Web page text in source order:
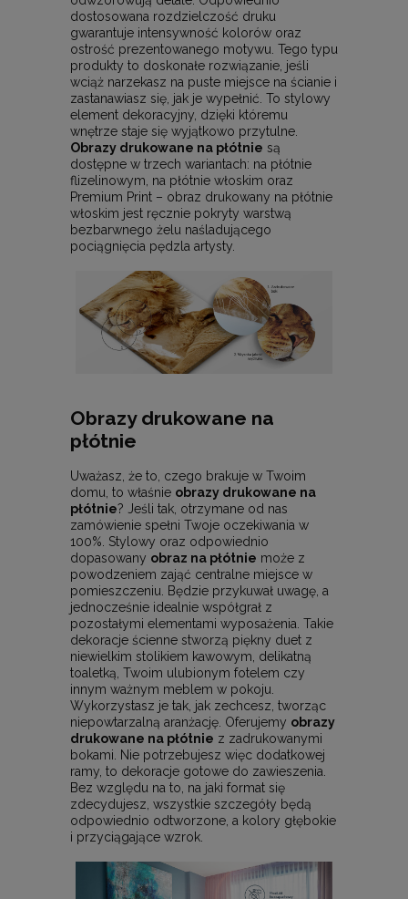
dostosowana rozdzielczość druku
gwarantuje intensywność kolorów oraz
ostrość prezentowanego motywu. Tego typu
produkty to doskonałe rozwiązanie, jeśli
wciąż narzekasz na puste miejsce na ścianie i
zastanawiasz się, jak je wypełnić. To stylowy
element dekoracyjny, dzięki któremu
wnętrze staje się wyjątkowo przytulne.
Obrazy drukowane na płótnie są
dostępne w trzech wariantach: na płótnie
flizelinowym, na płótnie włoskim oraz
Premium Print – obraz drukowany na płótnie
włoskim jest ręcznie pokryty warstwą
bezbarwnego żelu naśladującego
pociągnięcia pędzla artysty.
Obrazy drukowane na
płótnie
Uważasz, że to, czego brakuje w Twoim
domu, to właśnie obrazy drukowane na
płótnie? Jeśli tak, otrzymane od nas
zamówienie spełni Twoje oczekiwania w
100%. Stylowy oraz odpowiednio
dopasowany obraz na płótnie może z
powodzeniem zająć centralne miejsce w
pomieszczeniu. Będzie przykuwał uwagę, a
jednocześnie idealnie współgrał z
pozostałymi elementami wyposażenia. Takie
dekoracje ścienne stworzą piękny duet z
niewielkim stolikiem kawowym, delikatną
toaletką, Twoim ulubionym fotelem czy
innym ważnym meblem w pokoju.
Wykorzystasz je tak, jak zechcesz, tworząc
niepowtarzalną aranżację. Oferujemy obrazy
drukowane na płótnie z zadrukowanymi
bokami. Nie potrzebujesz więc dodatkowej
ramy, to dekoracje gotowe do zawieszenia.
Bez względu na to, na jaki format się
zdecydujesz, wszystkie szczegóły będą
odpowiednio odtworzone, a kolory głębokie
i przyciągające wzrok.